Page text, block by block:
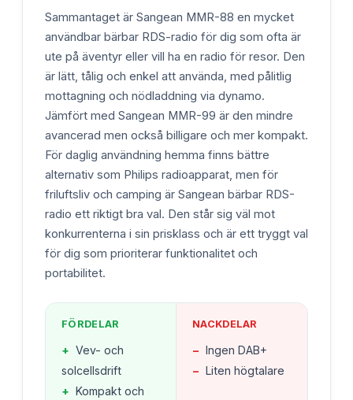
Sammantaget är Sangean MMR-88 en mycket
användbar bärbar RDS-radio för dig som ofta är
ute på äventyr eller vill ha en radio för resor. Den
är lätt, tålig och enkel att använda, med pålitlig
mottagning och nödladdning via dynamo.
Jämfört med Sangean MMR-99 är den mindre
avancerad men också billigare och mer kompakt.
För daglig användning hemma finns bättre
alternativ som Philips radioapparat, men för
friluftsliv och camping är Sangean bärbar RDS-
radio ett riktigt bra val. Den står sig väl mot
konkurrenterna i sin prisklass och är ett tryggt val
för dig som prioriterar funktionalitet och
portabilitet.
FÖRDELAR
+ Vev- och
solcellsdrift
+ Kompakt och
NACKDELAR
− Ingen DAB+
− Liten högtalare